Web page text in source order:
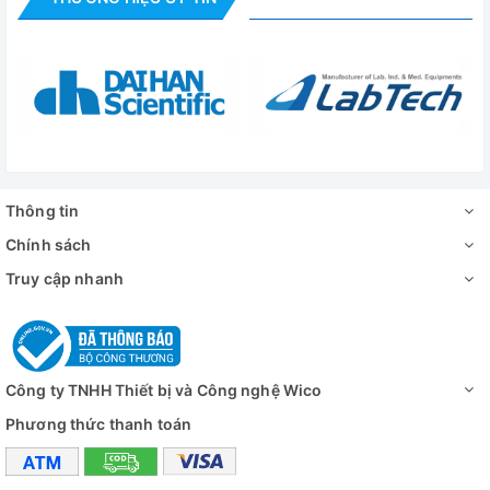
nhiệt độ
chỉnh
Thời gian cài
ẩm
Kích thước
trong (DxWxH)
Kích thước
ngoài (DxWxH)
910 x 870 x 1790 mm
Vật liệu cấu tạo
+ Bên trong: inox 304 tráng gương
+ Bên ngoài: thép cán lạnh phun sơn tĩnh
+ Hệ thống gia nhiệt bằng ống thép
Thông tin
Chính sách
Truy cập nhanh
Công ty TNHH Thiết bị và Công nghệ Wico
Phương thức thanh toán